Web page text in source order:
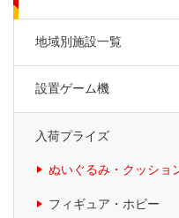
地域別施設一覧
設置ゲーム機
入荷プライズ
ぬいぐるみ・クッショ
フィギュア・ホビー